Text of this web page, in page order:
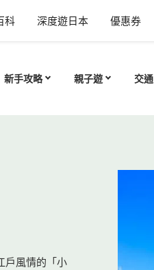
科 深度遊日本 優惠券
新手攻略 親子遊 交通
戶風情的「小